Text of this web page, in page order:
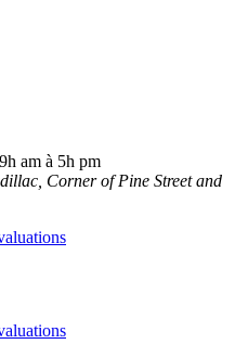
am à 5h pm
Corner of Pine Street and